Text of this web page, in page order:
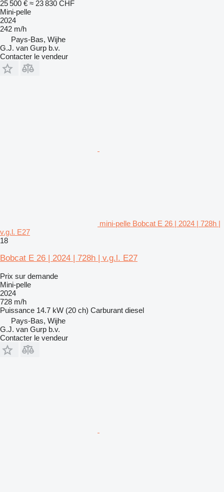
25 500 € ≈ 23 830 CHF
Mini-pelle
2024
242 m/h
Pays-Bas, Wijhe
G.J. van Gurp b.v.
Contacter le vendeur
mini-pelle Bobcat E 26 | 2024 | 728h |
v.g.l. E27
18
Bobcat E 26 | 2024 | 728h | v.g.l. E27
Prix sur demande
Mini-pelle
2024
728 m/h
Puissance 14.7 kW (20 ch) Carburant diesel
Pays-Bas, Wijhe
G.J. van Gurp b.v.
Contacter le vendeur